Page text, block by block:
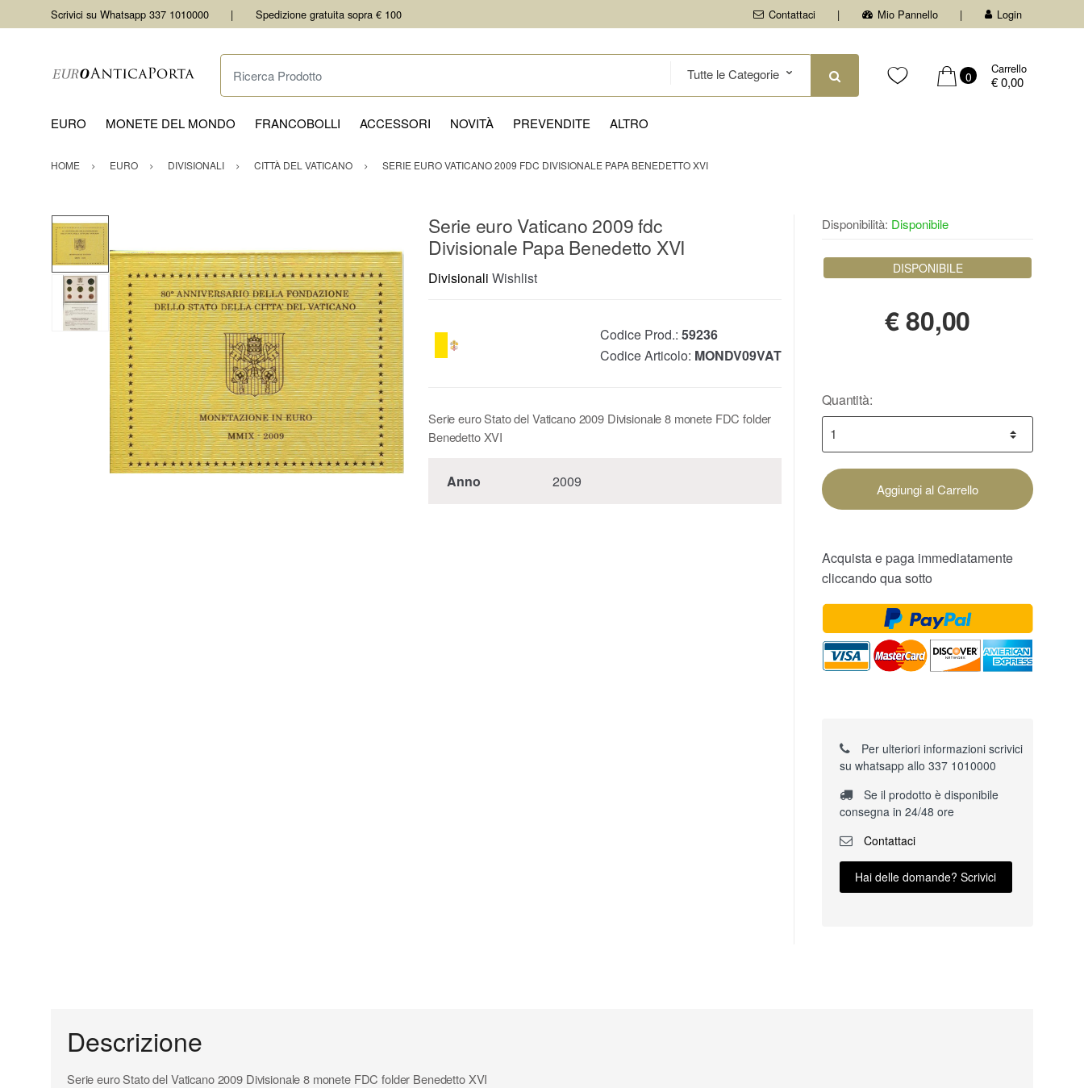
Scrivici su Whatsapp 337 1010000 Spedizione gratuita sopra € 100 Contattaci Mio Pannello Login
Ricerca Prodotto
0
Carrello
€ 0,00
EURO MONETE DEL MONDO FRANCOBOLLI ACCESSORI NOVITÀ PREVENDITE ALTRO
HOME EURO DIVISIONALI CITTÀ DEL VATICANO SERIE EURO VATICANO 2009 FDC DIVISIONALE PAPA BENEDETTO XVI
Serie euro Vaticano 2009 fdc
Divisionale Papa Benedetto XVI
Divisionali Wishlist
Codice Prod.: 59236
Codice Articolo: MONDV09VAT
Serie euro Stato del Vaticano 2009 Divisionale 8 monete FDC folder
Benedetto XVI
Anno 2009
Disponibilità: Disponibile
DISPONIBILE
€80,00
Quantità:
Aggiungi al Carrello
Acquista e paga immediatamente
cliccando qua sotto
Per ulteriori informazioni scrivici
su whatsapp allo 337 1010000
Se il prodotto è disponibile
consegna in 24/48 ore
Contattaci
Hai delle domande? Scrivici
Descrizione
Serie euro Stato del Vaticano 2009 Divisionale 8 monete FDC folder Benedetto XVI